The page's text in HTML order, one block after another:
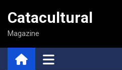
contenido
Catacultural
Magazine